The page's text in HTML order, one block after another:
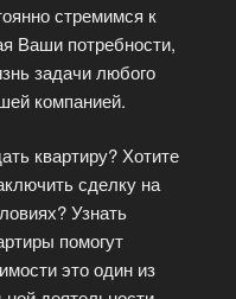
стремимся к
Ваши потребности,
задачи любого
компанией.
квартиру? Хотите
сделку на
Узнать
помогут
это один из